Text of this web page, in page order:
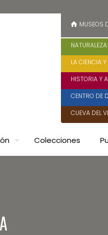
Colecciones
MUSEOS
LA CIENCIA
HISTORIA Y
CENTRO DE
CUEVA DEL